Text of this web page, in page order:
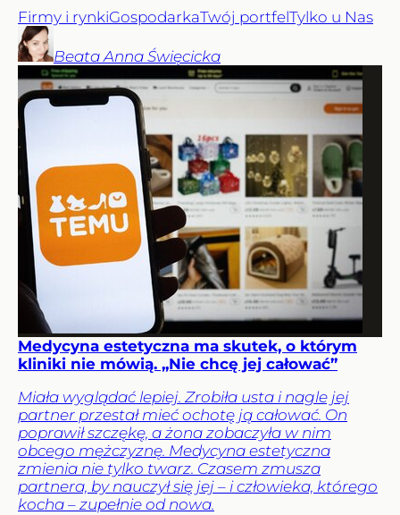
Firmy i rynkiGospodarkaTwój portfelTylko u Nas
Beata Anna Święcicka
Medycyna estetyczna ma skutek, o którym
kliniki nie mówią. „Nie chcę jej całować”
Miała wyglądać lepiej. Zrobiła usta i nagle jej
partner przestał mieć ochotę ją całować. On
poprawił szczękę, a żona zobaczyła w nim
obcego mężczyznę. Medycyna estetyczna
zmienia nie tylko twarz. Czasem zmusza
partnera, by nauczył się jej – i człowieka, którego
kocha – zupełnie od nowa.